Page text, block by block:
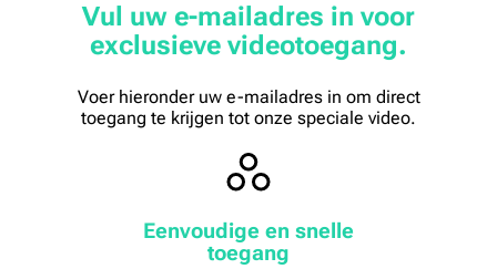
Vul uw e-mailadres in voor
exclusieve videotoegang.
Voer hieronder uw e-mailadres in om direct
toegang te krijgen tot onze speciale video.
Eenvoudige en snelle
toegang